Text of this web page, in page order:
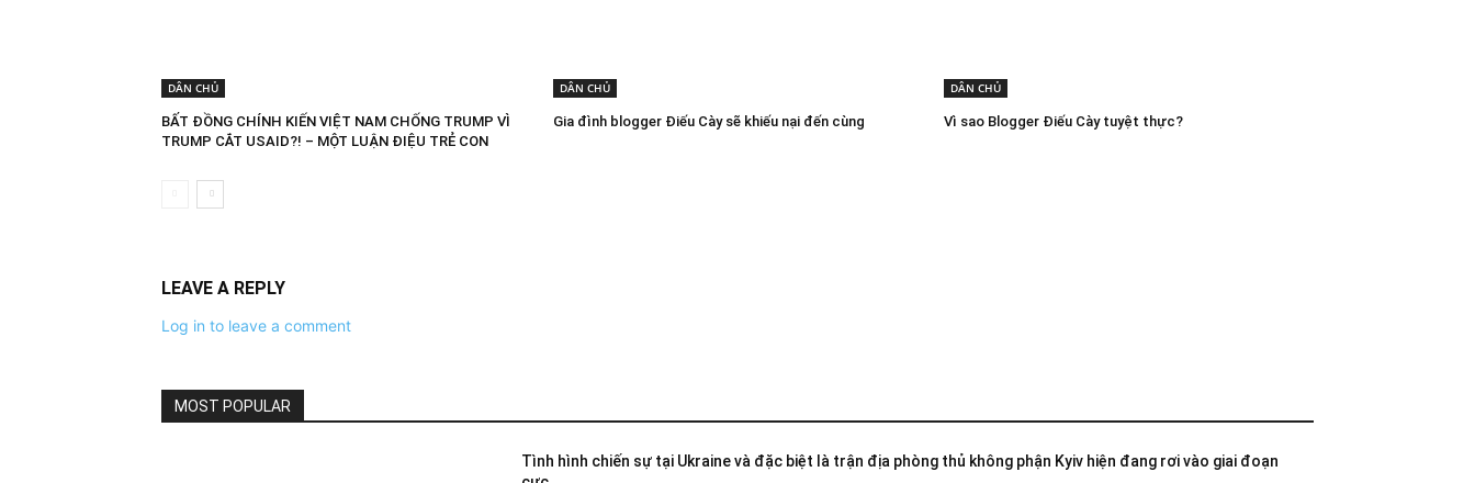
DÂN CHỦ
BẤT ĐỒNG CHÍNH KIẾN VIỆT NAM CHỐNG TRUMP VÌ
TRUMP CẮT USAID?! – MỘT LUẬN ĐIỆU TRẺ CON
DÂN CHỦ
Gia đình blogger Điếu Cày sẽ khiếu nại đến cùng
DÂN CHỦ
Vì sao Blogger Điếu Cày tuyệt thực?
LEAVE A REPLY
Log in to leave a comment
MOST POPULAR
Tình hình chiến sự tại Ukraine và đặc biệt là trận địa phòng thủ không phận Kyiv hiện đang rơi vào giai đoạn